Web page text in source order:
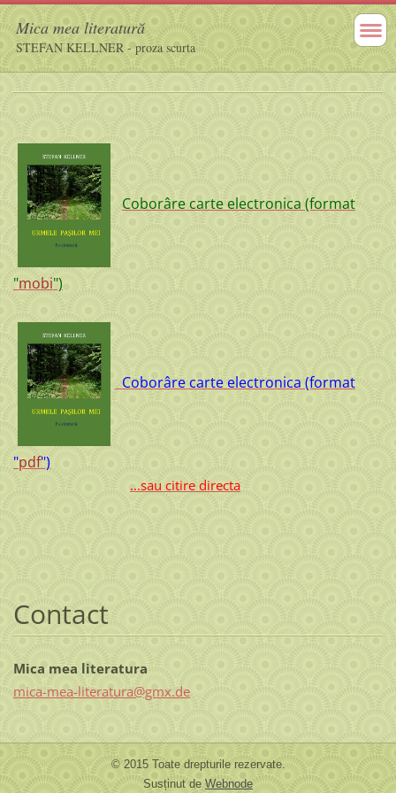
Mica mea literatură
STEFAN KELLNER - proza scurta
Coborâre carte electronica (format
"mobi")
Coborâre carte electronica (format
"pdf")
...sau citire directa
Contact
Mica mea literatura
mica-mea-literatura@gmx.de
© 2015 Toate drepturile rezervate.
Susținut deWebnode